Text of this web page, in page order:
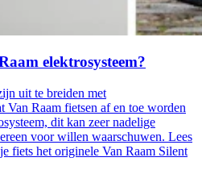
elektrosysteem?
uit te breiden met
Van Raam fietsen af en toe worden
dit kan zeer nadelige
voor willen waarschuwen. Lees
fiets het originele Van Raam Silent